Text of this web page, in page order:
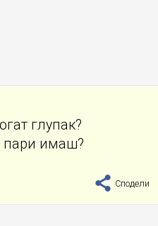
глупак?
пари имаш?
Сподели